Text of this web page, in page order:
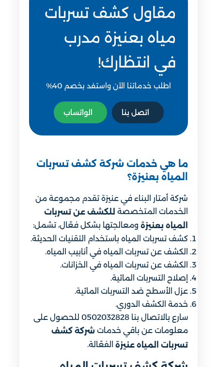
مقاول كشف تسربات
مياه بعنيزة مدرب
في انتظارك!
اطلب خدماتنا الآن واستفد بخصم 40%
اتصل بنا الواتساب
ما هي خدمات شركة كشف تسربات
المياه بعنيزة؟
شركة أمتار البناء في عنيزة تقدم مجموعة من
الخدمات المتخصصة للكشف عن تسربات
المياه بعنيزة ومعالجتها بشكل فعّال، تشمل:
كشف تسربات المياه باستخدام التقنيات الحديثة.
الكشف عن تسربات المياه في أنابيب المياه.
الكشف عن تسربات المياه في الخزانات.
إصلاح التسربات المائية.
عزل الأسطح ضد التسربات المائية.
خدمة الكشف الدوري.
سارع بالاتصال بنا 0502032828 للحصول على
معلومات عن باقي خدمات شركة كشف
تسربات المياه عنيزة الفعّالة.